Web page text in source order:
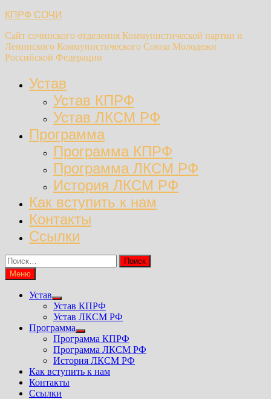
Перейти
содержимому
КПРФ СОЧИ
Сайт сочинского отделения Коммунистической партии и
Ленинского Коммунистического Союза Молодежи
Российской Федерации
Устав
Устав КПРФ
Устав ЛКСМ РФ
Программа
Программа КПРФ
Программа ЛКСМ РФ
История ЛКСМ РФ
Как вступить к нам
Контакты
Ссылки
Найти:
Меню
Устав
Show
sub
menu
Устав КПРФ
Устав ЛКСМ РФ
Программа
Show
sub
menu
Программа КПРФ
Программа ЛКСМ РФ
История ЛКСМ РФ
Как вступить к нам
Контакты
Ссылки